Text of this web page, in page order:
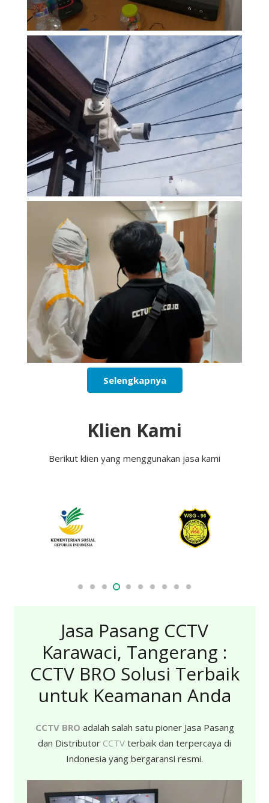
Selengkapnya
Klien Kami
Berikut klien yang menggunakan jasa kami
Jasa Pasang CCTV
Karawaci, Tangerang :
CCTV BRO Solusi Terbaik
untuk Keamanan Anda
CCTV BRO adalah salah satu pioner Jasa Pasang
dan Distributor CCTV terbaik dan terpercaya di
Indonesia yang bergaransi resmi.